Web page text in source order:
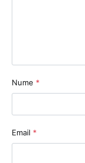
Nume *
Email *